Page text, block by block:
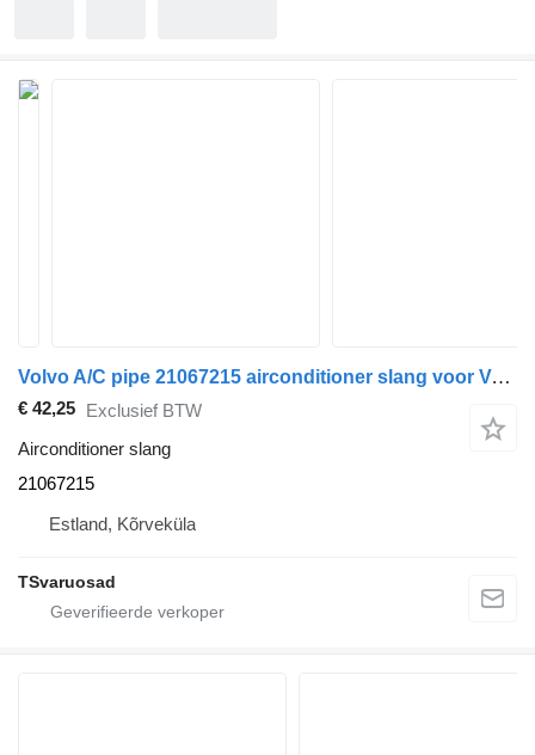
Volvo A/C pipe 21067215 airconditioner slang voor Volvo FH13 trekker
€ 42,25 Exclusief BTW
Airconditioner slang
21067215
Estland, Kõrveküla
TSvaruosad